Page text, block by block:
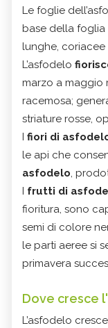
Le foglie
base della foglia
lunghe, coriacee
L’asfodelo
marzo a maggio
racemosa;
striature rosse,
I fiori di
le api che
asfodelo,
I frutti di
fioritura, sono
semi di colore
le parti aeree si
primavera
Dove cresce
L’asfodelo